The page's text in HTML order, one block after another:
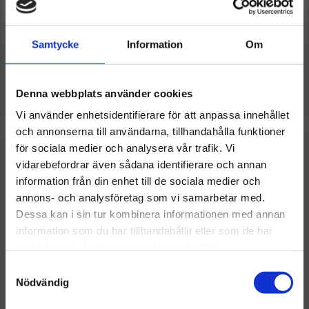
Samtycke Information Om
Denna webbplats använder cookies
Vi använder enhetsidentifierare för att anpassa innehållet
och annonserna till användarna, tillhandahålla funktioner
för sociala medier och analysera vår trafik. Vi
vidarebefordrar även sådana identifierare och annan
information från din enhet till de sociala medier och
annons- och analysföretag som vi samarbetar med.
Dessa kan i sin tur kombinera informationen med annan
information som du har tillhandahållit eller som de har
Nödvändig
Kundtjänst: 076 023 4959
Välkommen till hygieneleeds.se
Vill du handla som företag eller privatperson?
FÖRETAG